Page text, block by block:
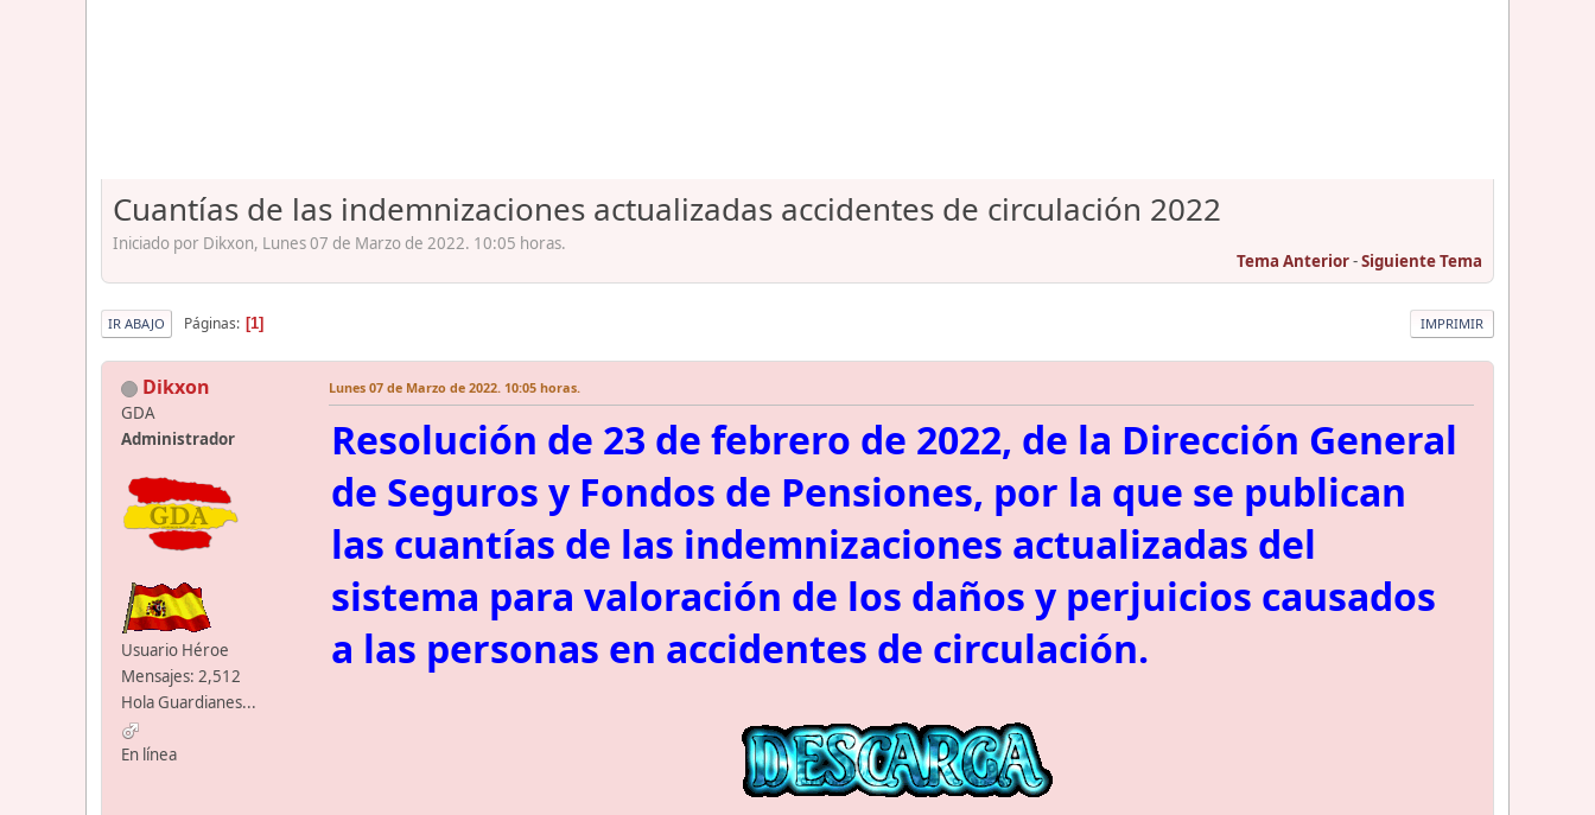
Cuantías de las indemnizaciones actualizadas accidentes de circulación 2022
Iniciado por Dikxon, Lunes 07 de Marzo de 2022. 10:05 horas.
Tema Anterior-Siguiente Tema
IMPRIMIR
IR ABAJO Páginas 1
Dikxon
GDA
Administrador
Usuario Héroe
Mensajes: 2,512
Hola Guardianes...
En línea
Lunes 07 de Marzo de 2022. 10:05 horas.
Resolución de 23 de febrero de 2022, de la Dirección General
de Seguros y Fondos de Pensiones, por la que se publican
las cuantías de las indemnizaciones actualizadas del
sistema para valoración de los daños y perjuicios causados
a las personas en accidentes de circulación.